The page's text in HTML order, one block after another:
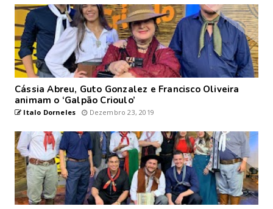
Cássia Abreu, Guto Gonzalez e Francisco Oliveira
animam o ‘Galpão Crioulo’
Italo Dorneles Dezembro 23, 2019